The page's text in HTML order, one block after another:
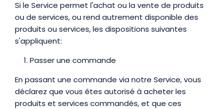
Si le Service permet l'achat ou la vente de produits
ou de services, ou rend autrement disponible des
produits ou services, les dispositions suivantes
s'appliquent:
Passer une commande
En passant une commande via notre Service, vous
déclarez que vous êtes autorisé à acheter les
produits et services commandés, et que ces